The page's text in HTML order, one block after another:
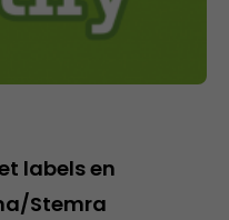
labels en
Stemra